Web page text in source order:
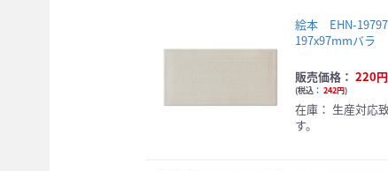
絵本 EHN-
197x97mmバラ
販売価格：220円
(税込：242円)
在庫： 生産対応
す。